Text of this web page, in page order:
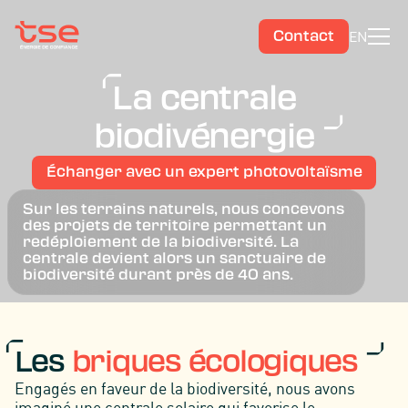
Contact EN
La centrale
biodivénergie
Échanger avec un expert photovoltaïsme
Sur les terrains naturels, nous concevons
des projets de territoire permettant un
redéploiement de la biodiversité. La
centrale devient alors un sanctuaire de
biodiversité durant près de 40 ans.
Les briques écologiques
Engagés en faveur de la biodiversité, nous avons